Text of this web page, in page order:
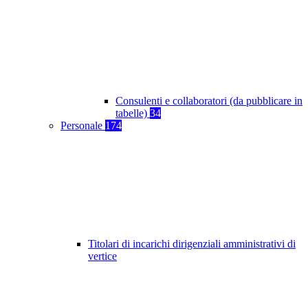
Consulenti e collaboratori (da pubblicare in
tabelle) 34
Personale 174
Titolari di incarichi dirigenziali amministrativi di
vertice